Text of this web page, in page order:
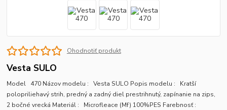
Ohodnotiť produkt
Vesta SULO
Model 470 Názov modelu : Vesta SULO Popis modelu : Kratší
polopriliehavý strih, predný a zadný diel prestrihnutý, zapínanie na zips,
2 bočné vrecká Materiál : Microfleace (Mf) 100%PES Farebnosť :